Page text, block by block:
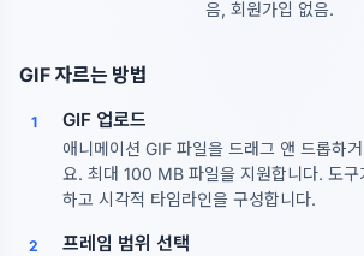
음, 회원가입 없음.
GIF 자르는 방법
1 GIF 업로드
애니메이션 GIF 파일을 드래그 앤 드롭하
요. 최대 100 MB 파일을 지원합니다. 도구
하고 시각적 타임라인을 구성합니다.
2 프레임 범위 선택